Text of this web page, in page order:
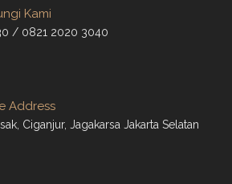
Kami
/ 0821 2020 3040
Address
Ciganjur, Jagakarsa Jakarta Selatan